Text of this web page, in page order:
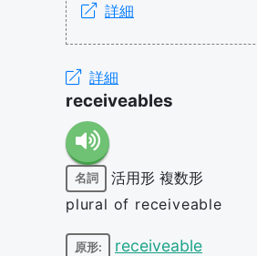
詳細
詳細
receiveables
名詞 活用形 複数形
plural of receiveable
原形: receiveable